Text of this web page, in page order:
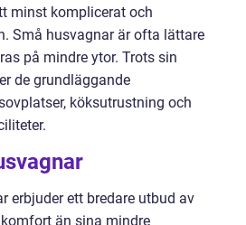
minst komplicerat och
Små husvagnar är ofta lättare
på mindre ytor. Trots sin
de grundläggande
köksutrustning och
erbjuder ett bredare utbud av
än sina mindre